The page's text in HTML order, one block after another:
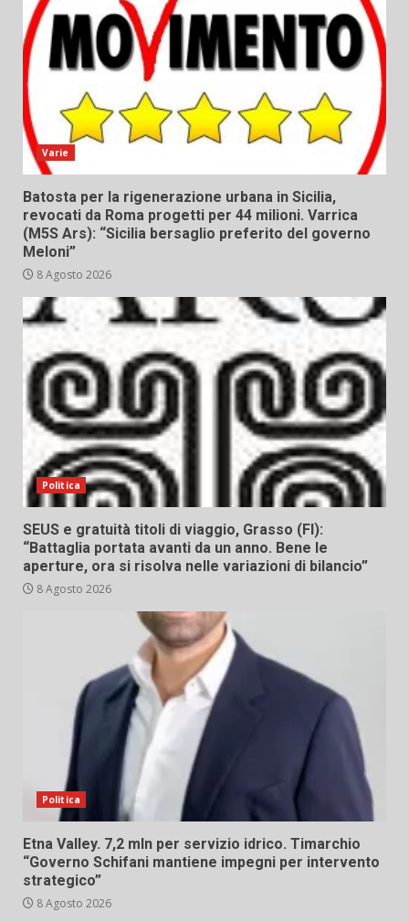
Varie
Batosta per la rigenerazione urbana in Sicilia,
revocati da Roma progetti per 44 milioni. Varrica
(M5S Ars): “Sicilia bersaglio preferito del governo
Meloni”
8 Agosto 2026
Politica
SEUS e gratuità titoli di viaggio, Grasso (FI):
“Battaglia portata avanti da un anno. Bene le
aperture, ora si risolva nelle variazioni di bilancio”
8 Agosto 2026
Politica
Etna Valley. 7,2 mln per servizio idrico. Timarchio
“Governo Schifani mantiene impegni per intervento
strategico”
8 Agosto 2026